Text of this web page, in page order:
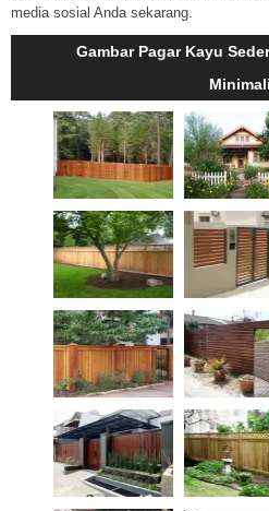
media sosial Anda sekarang.
Gambar Pagar Kayu